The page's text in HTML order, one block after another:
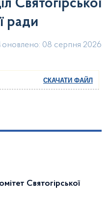
Святогірської
ради
оновлено: 08 серпня 2026
СКАЧАТИ ФАЙЛ
Святогірської